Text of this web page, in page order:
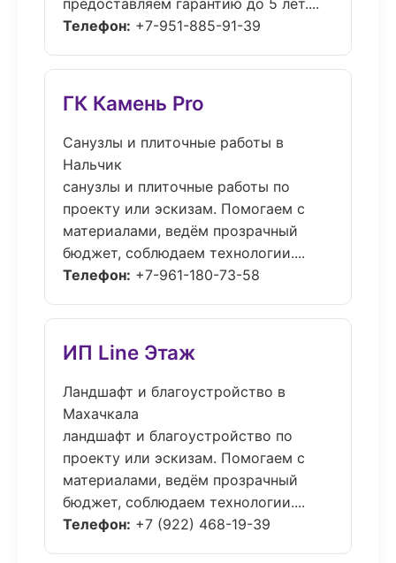
предоставляем гарантию до 5 лет....
Телефон: +7-951-885-91-39
ГК Камень Pro
Санузлы и плиточные работы в
Нальчик
санузлы и плиточные работы по
проекту или эскизам. Помогаем с
материалами, ведём прозрачный
бюджет, соблюдаем технологии....
Телефон: +7-961-180-73-58
ИП Line Этаж
Ландшафт и благоустройство в
Махачкала
ландшафт и благоустройство по
проекту или эскизам. Помогаем с
материалами, ведём прозрачный
бюджет, соблюдаем технологии....
Телефон: +7 (922) 468-19-39